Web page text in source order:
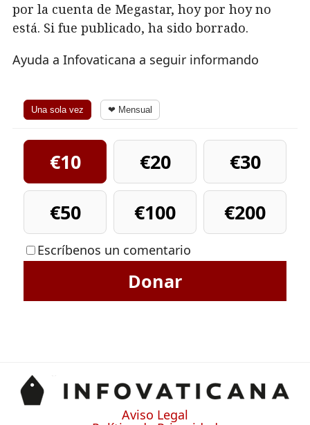
por la cuenta de Megastar, hoy por hoy no
está. Si fue publicado, ha sido borrado.
Ayuda a Infovaticana a seguir informando
Una sola vez ❤ Mensual
€10 €20
€30
€50
€100 €200
Escríbenos un comentario
Donar
Aviso Legal